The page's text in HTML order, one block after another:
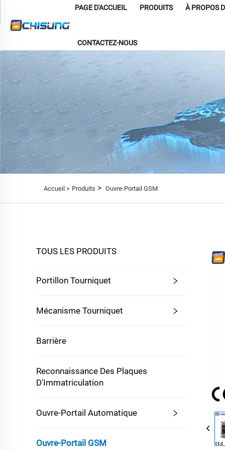
PAGE D'ACCUEIL PRODUITS À PROPOS
CONTACTEZ-NOUS
Accueil > Produits > Ouvre-Portail GSM
TOUS LES PRODUITS
Portillon Tourniquet
Mécanisme Tourniquet
Barrière
Reconnaissance Des Plaques
D'Immatriculation
Ouvre-Portail Automatique
Ouvre-Portail GSM